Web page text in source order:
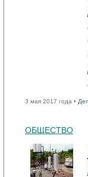
3 мая 2017 года •
ОБЩЕСТВО